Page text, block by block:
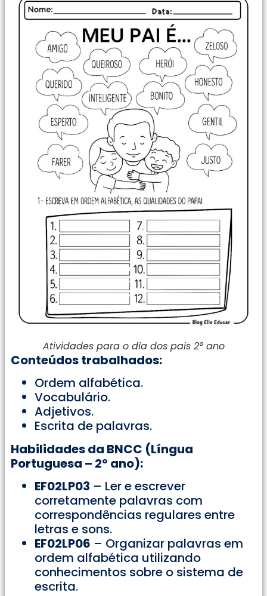
Atividades para o dia dos pais 2° ano
Conteúdos trabalhados:
Ordem alfabética.
Vocabulário.
Adjetivos.
Escrita de palavras.
Habilidades da BNCC (Língua
Portuguesa – 2º ano):
EF02LP03 – Ler e escrever
corretamente palavras com
correspondências regulares entre
letras e sons.
EF02LP06 – Organizar palavras em
ordem alfabética utilizando
conhecimentos sobre o sistema de
escrita.